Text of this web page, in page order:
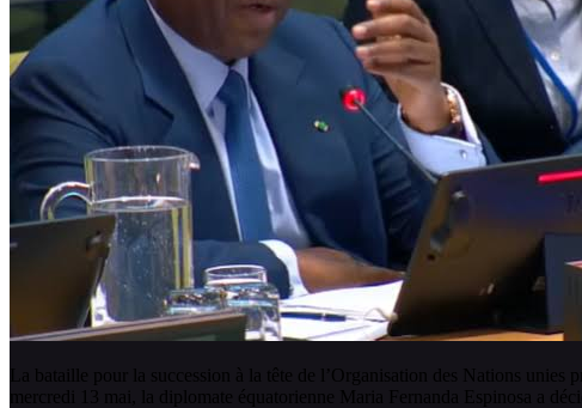
La bataille pour la succession à la tête de l’Organisation des Nations
mercredi 13 mai, la diplomate équatorienne Maria Fernanda Espinosa a